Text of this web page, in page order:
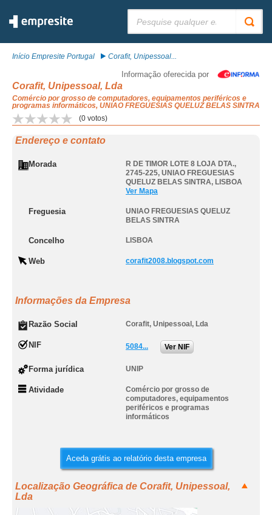
Início Empresite Portugal Corafit, Unipessoal...
Informação oferecida por
Corafit, Unipessoal, Lda
Comércio por grosso de computadores, equipamentos periféricos e
programas informáticos, UNIAO FREGUESIAS QUELUZ BELAS SINTRA
(0 votos)
Endereço e contato
Morada
R DE TIMOR LOTE 8 LOJA DTA.,
2745-225, UNIAO FREGUESIAS
QUELUZ BELAS SINTRA, LISBOA
Ver Mapa
Freguesia
UNIAO FREGUESIAS QUELUZ
BELAS SINTRA
Concelho LISBOA
Web corafit2008.blogspot.com
Informações da Empresa
Razão Social Corafit, Unipessoal, Lda
NIF 5084... Ver NIF
Forma jurídica UNIP
Atividade
Comércio por grosso de
computadores, equipamentos
periféricos e programas
informáticos
Aceda grátis ao relatório desta empresa
Localização Geográfica de Corafit, Unipessoal,
Lda